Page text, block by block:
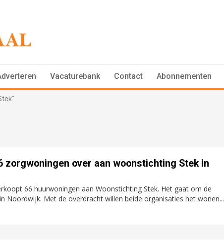
Vacaturebank Contact Abonnementen
over aan woonstichting Stek in
66 huurwoningen aan Woonstichting Stek. Het gaat om de
Noordwijk. Met de overdracht willen beide organisaties het wonen...